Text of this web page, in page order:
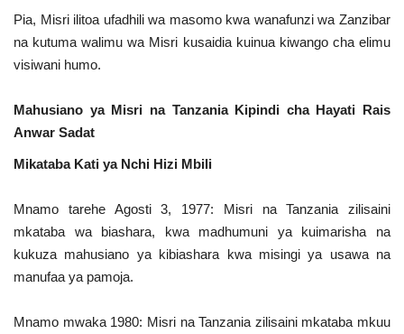
Pia, Misri ilitoa ufadhili wa masomo kwa wanafunzi wa Zanzibar
na kutuma walimu wa Misri kusaidia kuinua kiwango cha elimu
visiwani humo.
Mahusiano ya Misri na Tanzania Kipindi cha Hayati Rais
Anwar Sadat
Mikataba Kati ya Nchi Hizi Mbili
Mnamo tarehe Agosti 3, 1977: Misri na Tanzania zilisaini
mkataba wa biashara, kwa madhumuni ya kuimarisha na
kukuza mahusiano ya kibiashara kwa misingi ya usawa na
manufaa ya pamoja.
Mnamo mwaka 1980: Misri na Tanzania zilisaini mkataba mkuu